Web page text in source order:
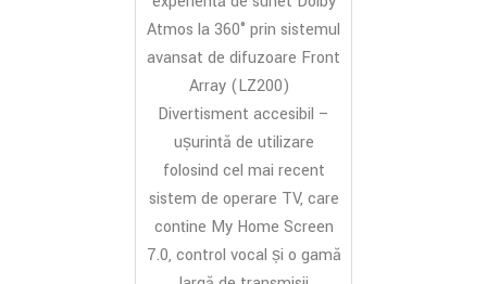
Atmos la 360° prin sistemul
avansat de difuzoare Front
Array (LZ200)
Divertisment accesibil –
ușurință de utilizare
folosind cel mai recent
sistem de operare TV, care
conține My Home Screen
7.0, control vocal și o gamă